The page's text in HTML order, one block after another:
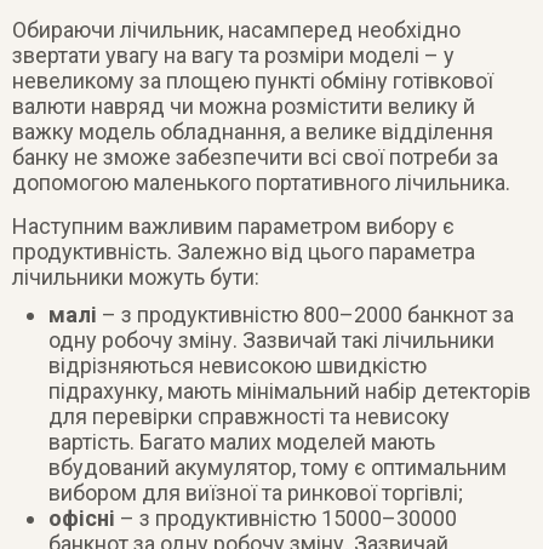
Обираючи лічильник, насамперед необхідно
звертати увагу на вагу та розміри моделі – у
невеликому за площею пункті обміну готівкової
валюти навряд чи можна розмістити велику й
важку модель обладнання, а велике відділення
банку не зможе забезпечити всі свої потреби за
допомогою маленького портативного лічильника.
Наступним важливим параметром вибору є
продуктивність. Залежно від цього параметра
лічильники можуть бути:
малі – з продуктивністю 800–2000 банкнот за
одну робочу зміну. Зазвичай такі лічильники
відрізняються невисокою швидкістю
підрахунку, мають мінімальний набір детекторів
для перевірки справжності та невисоку
вартість. Багато малих моделей мають
вбудований акумулятор, тому є оптимальним
вибором для виїзної та ринкової торгівлі;
офісні – з продуктивністю 15000–30000
банкнот за одну робочу зміну. Зазвичай